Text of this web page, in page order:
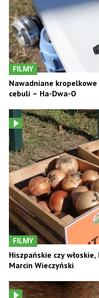
FILMY
Nawadniane
cebuli – Ha-Dwa-O
FILMY
Hiszpańskie czy
Marcin Wieczyński